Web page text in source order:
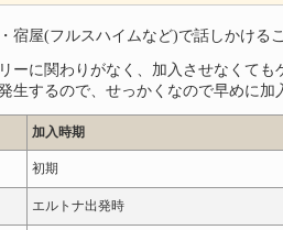
宿屋(フルスハイムなど)で話しかける
ーに関わりがなく、加入させなくても
生するので、せっかくなので早めに加
加入時期
初期
エルトナ出発時